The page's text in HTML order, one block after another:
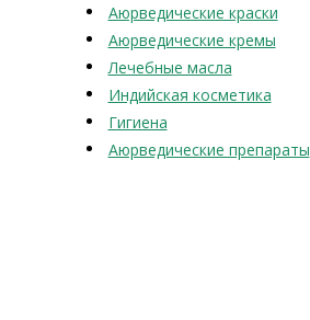
Аюрведические краски
Аюрведические кремы
Лечебные масла
Индийская косметика
Гигиена
Аюрведические препараты